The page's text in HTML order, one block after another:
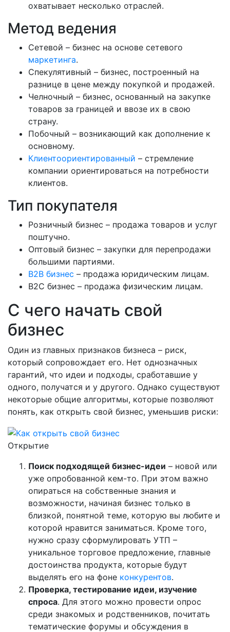
охватывает несколько отраслей.
Метод ведения
Сетевой – бизнес на основе сетевого
маркетинга.
Спекулятивный – бизнес, построенный на
разнице в цене между покупкой и продажей.
Челночный – бизнес, основанный на закупке
товаров за границей и ввозе их в свою
страну.
Побочный – возникающий как дополнение к
основному.
Клиентоориентированный – стремление
компании ориентироваться на потребности
клиентов.
Тип покупателя
Розничный бизнес – продажа товаров и услуг
поштучно.
Оптовый бизнес – закупки для перепродажи
большими партиями.
B2B бизнес – продажа юридическим лицам.
B2C бизнес – продажа физическим лицам.
С чего начать свой
бизнес
Один из главных признаков бизнеса – риск,
который сопровождает его. Нет однозначных
гарантий, что идеи и подходы, сработавшие у
одного, получатся и у другого. Однако существуют
некоторые общие алгоритмы, которые позволяют
понять, как открыть свой бизнес, уменьшив риски:
Открытие
Поиск подходящей бизнес-идеи – новой или
уже опробованной кем-то. При этом важно
опираться на собственные знания и
возможности, начиная бизнес только в
близкой, понятной теме, которую вы любите и
которой нравится заниматься. Кроме того,
нужно сразу сформулировать УТП –
уникальное торговое предложение, главные
достоинства продукта, которые будут
выделять его на фоне конкурентов.
Проверка, тестирование идеи, изучение
спроса. Для этого можно провести опрос
среди знакомых и родственников, почитать
тематические форумы и обсуждения в